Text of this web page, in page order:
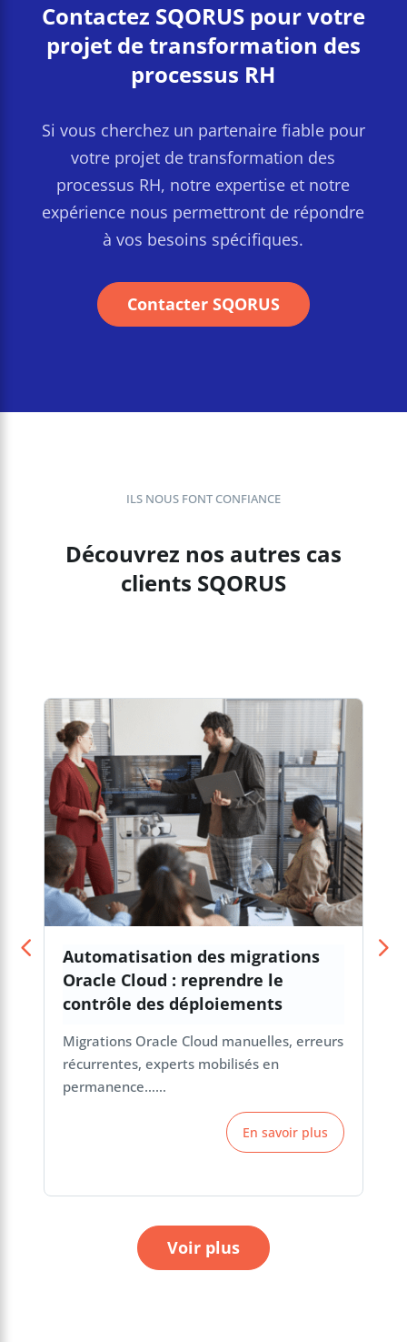
Contactez SQORUS pour votre
projet de transformation des
processus RH
Si vous cherchez un partenaire fiable pour
votre projet de transformation des
processus RH, notre expertise et notre
expérience nous permettront de répondre
à vos besoins spécifiques.
Contacter SQORUS
ILS NOUS FONT CONFIANCE
Découvrez nos autres cas
clients SQORUS
Automatisation des migrations
Oracle Cloud : reprendre le
contrôle des déploiements
Migrations Oracle Cloud manuelles, erreurs
récurrentes, experts mobilisés en
permanence……
En savoir plus
Voir plus